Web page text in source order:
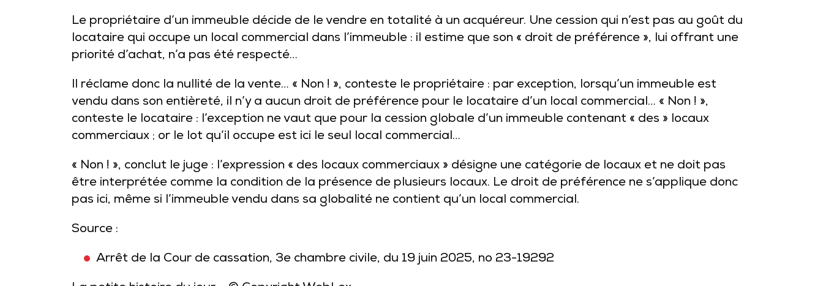
Le propriétaire d’un immeuble décide de le vendre en totalité à un acquéreur. Une cession qui n’est pas au goût du
locataire qui occupe un local commercial dans l’immeuble : il estime que son « droit de préférence », lui offrant une
priorité d’achat, n’a pas été respecté…
Il réclame donc la nullité de la vente… « Non ! », conteste le propriétaire : par exception, lorsqu’un immeuble est
vendu dans son entièreté, il n’y a aucun droit de préférence pour le locataire d’un local commercial… « Non ! »,
conteste le locataire : l’exception ne vaut que pour la cession globale d’un immeuble contenant « des » locaux
commerciaux ; or le lot qu’il occupe est ici le seul local commercial…
« Non ! », conclut le juge : l’expression « des locaux commerciaux » désigne une catégorie de locaux et ne doit pas
être interprétée comme la condition de la présence de plusieurs locaux. Le droit de préférence ne s’applique donc
pas ici, même si l’immeuble vendu dans sa globalité ne contient qu’un local commercial.
Source :
Arrêt de la Cour de cassation, 3e chambre civile, du 19 juin 2025, no 23-19292